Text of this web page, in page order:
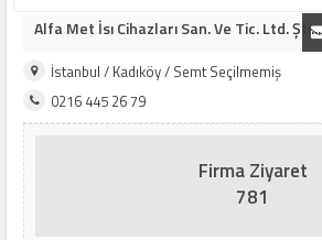
Alfa Met İsı Cihazları San. Ve Tic. Ltd. Şti...
İstanbul / Kadıköy / Semt Seçilmemiş
0216 445 26 79
Firma Ziyaret
781